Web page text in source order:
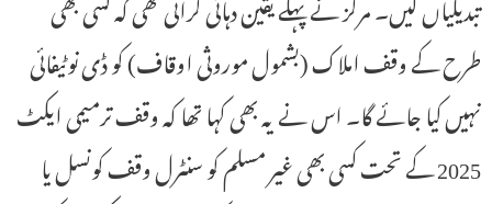
طرح کے وقف املاک (بشمول موروثی اوقاف) کو ڈی نوٹیفائی
نہیں کیا جائے گا۔ اس نے یہ بھی کہا تھا کہ وقف ترمیمی ایکٹ
2025 کے تحت کسی بھی غیر مسلم کو سنٹرل وقف کونسل یا